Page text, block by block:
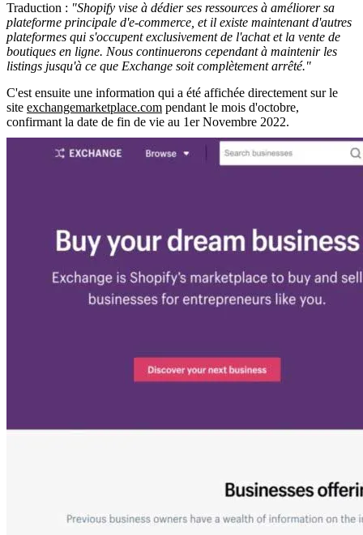
Traduction : "Shopify vise à dédier ses ressources à améliorer sa
plateforme principale d'e-commerce, et il existe maintenant d'autres
plateformes qui s'occupent exclusivement de l'achat et la vente de
boutiques en ligne. Nous continuerons cependant à maintenir les
listings jusqu'à ce que Exchange soit complètement arrêté."
C'est ensuite une information qui a été affichée directement sur le
site exchangemarketplace.com pendant le mois d'octobre,
confirmant la date de fin de vie au 1er Novembre 2022.